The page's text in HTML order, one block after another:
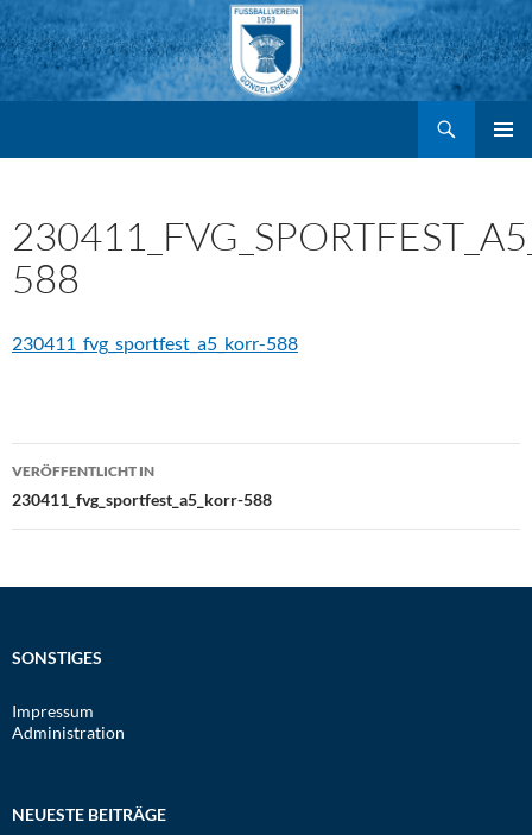
Zum
Inhalt
springen
588
230411_fvg_sportfest_a5_korr-588
Beitragsnavigation
VERÖFFENTLICHT IN
230411_fvg_sportfest_a5_korr-588
SONSTIGES
Impressum
Administration
NEUESTE BEITRÄGE